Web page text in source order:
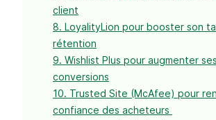
client
8. LoyalityLion pour booster son
rétention
9. Wishlist Plus pour augmenter ses
conversions
10. Trusted Site (McAfee) pour
confiance des acheteurs